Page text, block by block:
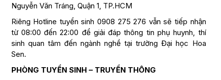
Nguyễn Văn Tráng, Quận 1, TP.HCM
Riêng Hotline tuyển sinh 0908 275 276 vẫn sẽ tiếp nhận
từ 08:00 đến 22:00 để giải đáp thông tin phụ huynh, thí
sinh quan tâm đến ngành nghề tại trường Đại học Hoa
Sen.
PHÒNG TUYỂN SINH – TRUYỀN THÔNG